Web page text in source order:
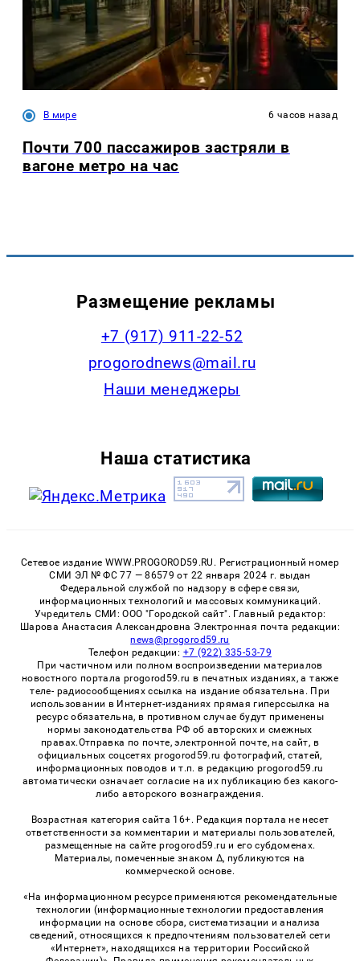
В мире 6 часов назад
Почти 700 пассажиров застряли в
вагоне метро на час
Размещение рекламы
+7 (917) 911-22-52
progorodnews@mail.ru
Наши менеджеры
Наша статистика
Сетевое издание WWW.PROGOROD59.RU. Регистрационный номер
СМИ ЭЛ № ФС 77 — 86579 от 22 января 2024 г. выдан
Федеральной службой по надзору в сфере связи,
информационных технологий и массовых коммуникаций.
Учредитель СМИ: ООО "Городской сайт". Главный редактор:
Шарова Анастасия Александровна Электронная почта редакции:
news@progorod59.ru
Телефон редакции: +7 (922) 335-53-79
При частичном или полном воспроизведении материалов
новостного портала progorod59.ru в печатных изданиях, а также
теле- радиосообщениях ссылка на издание обязательна. При
использовании в Интернет-изданиях прямая гиперссылка на
ресурс обязательна, в противном случае будут применены
нормы законодательства РФ об авторских и смежных
правах.Отправка по почте, электронной почте, на сайт, в
официальных соцсетях progorod59.ru фотографий, статей,
информационных поводов и т.п. в редакцию progorod59.ru
автоматически означает согласие на их публикацию без какого-
либо авторского вознаграждения.
Возрастная категория сайта 16+. Редакция портала не несет
ответственности за комментарии и материалы пользователей,
размещенные на сайте progorod59.ru и его субдоменах.
Материалы, помеченные знаком Δ, публикуются на
коммерческой основе.
«На информационном ресурсе применяются рекомендательные
технологии (информационные технологии предоставления
информации на основе сбора, систематизации и анализа
сведений, относящихся к предпочтениям пользователей сети
«Интернет», находящихся на территории Российской